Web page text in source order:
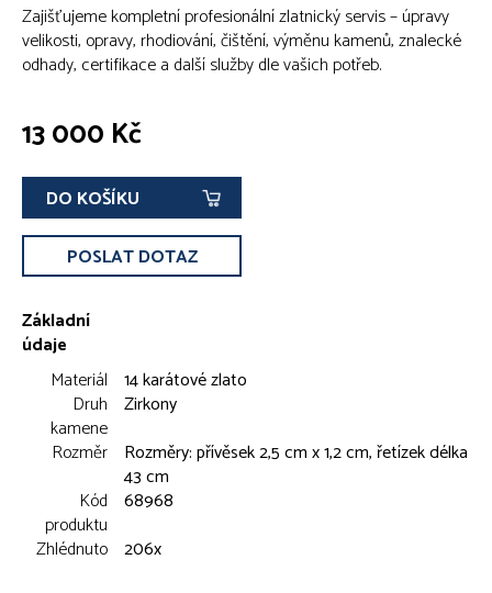
Zajišťujeme kompletní profesionální zlatnický servis – úpravy
velikosti, opravy, rhodiování, čištění, výměnu kamenů, znalecké
odhady, certifikace a další služby dle vašich potřeb.
13 000 Kč
DO KOŠÍKU
POSLAT DOTAZ
Základní
údaje
Materiál 14 karátové zlato
Druh
kamene
Zirkony
Rozměr Rozměry: přívěsek 2,5 cm x 1,2 cm, řetízek délka
43 cm
Kód
produktu
68968
Zhlédnuto 206x